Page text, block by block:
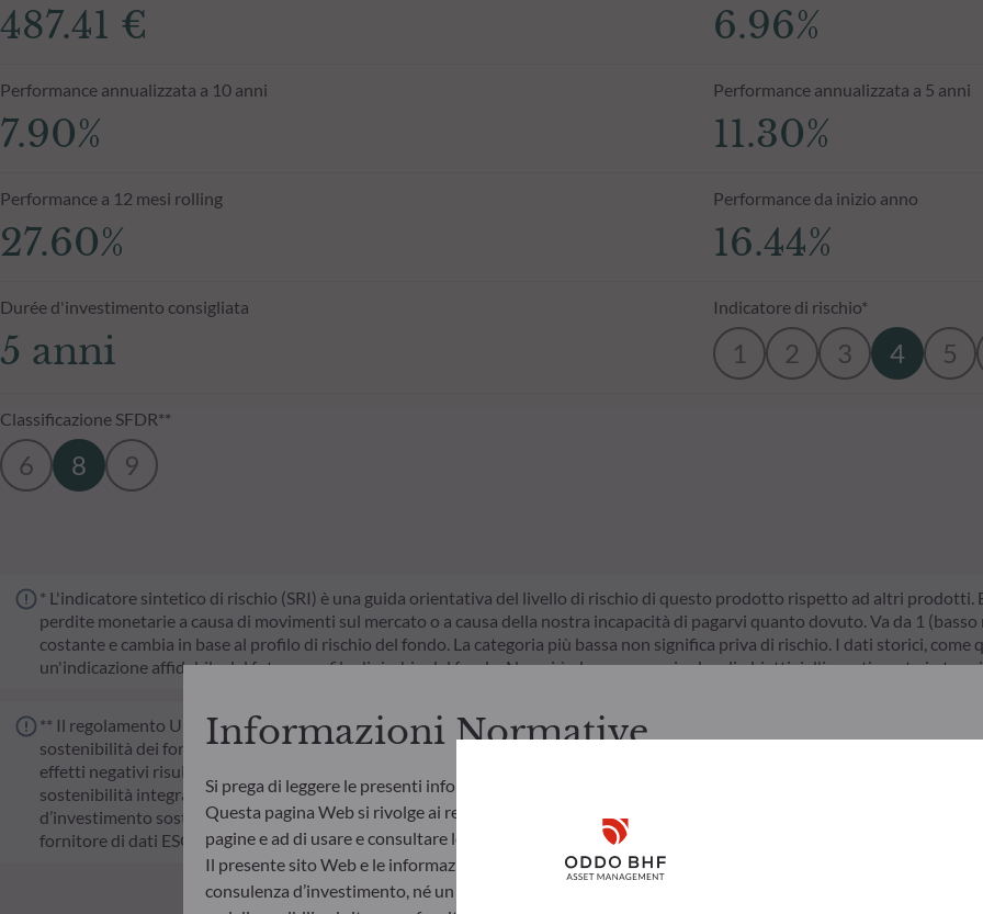
Disclaimer
487.41 € 6.96%
Performance annualizzata a 10 anni
7.90%
Performance annualizzata a 5 anni
11.30%
Performance a 12 mesi rolling
27.60%
Performance da inizio anno
16.44%
Durée d'investimento consigliata
5 anni
Indicatore di rischio*
1 2 3 4 5
Classificazione SFDR**
6 8 9
* L'indicatore sintetico di rischio (SRI) è una guida orientativa del livello di rischio di questo prodotto rispetto ad altri prodotti.
perdite monetarie a causa di movimenti sul mercato o a causa della nostra incapacità di pagarvi quanto dovuto. Va da 1
costante e cambia in base al profilo di rischio del fondo. La categoria più bassa non significa priva di rischio. I dati storici,
un'indicazione affidabile del futuro profilo di rischio del fondo. Non vi è alcuna garanzia che gli obiettivi d'investimento in
** Il regolamento UE sull'informativa di sostenibilità nel settore dei servizi finanziari (SFDR) è un insieme di regole
sostenibilità dei fondi trasparente, più comparabile e più facile da comprendere per gli investitori. Articolo 6: Il team di
effetti negativi risultanti dalle decisioni d’investimento sui fattori legati alla sostenibilità nel processo decisionale
sostenibilità integrando criteri ESG (Ambientali e/o Sociali e/o di Governance) nei suoi processi decisionali d’investimento.
d’investimento sostenibile che apporti un contributo significativo nel superare le sfide della transizione ecologica e affronta i
fornitore di dati ESG esterno della Società di gestione.
Informazioni Normative
Si prega di leggere le presenti informazioni prima di accedere alle pagine successive.
Questa pagina Web si rivolge ai residenti italiani. L'investitore è tenuto ad accertarsi di essere
pagine e ad di usare e consultare le informazioni e i servizi ivi presentati, ai sensi delle leggi in vigore nel
Il presente sito Web e le informazioni ivi contenute sono creati unicamente a scopo informativo e non
consulenza d’investimento, né un invito a sottoscrivere i prodotti e i servizi presentati. Le informazioni